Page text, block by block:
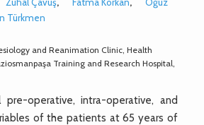
Türkmen
and Reanimation Clinic, Health
Training and Research Hospital,
pre-operative, intra-operative, and
of the patients at 65 years of